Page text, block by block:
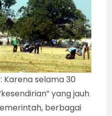
: Karena selama 30
yang jauh
berbagai